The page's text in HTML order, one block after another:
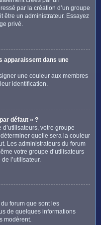
par la création d’un groupe
être un administrateur. Essayez
privé.
apparaissent dans une
une couleur aux membres
identification.
défaut » ?
votre groupe
quelle sera la couleur
Les administrateurs du forum
votre groupe d’utilisateurs
l’utilisateur.
forum que sont les
de quelques informations
modèrent.